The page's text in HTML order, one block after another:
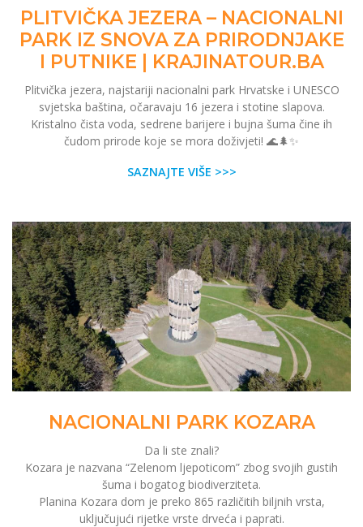
PLITVIČKA JEZERA – NACIONALNI
PARK IZ SNOVA ZA PRIRODNJAKE
I PUTNIKE | KRAJINATOUR.BA
Plitvička jezera, najstariji nacionalni park Hrvatske i UNESCO
svjetska baština, očaravaju 16 jezera i stotine slapova.
Kristalno čista voda, sedrene barijere i bujna šuma čine ih
čudom prirode koje se mora doživjeti! 🌊🌲✨
SAZNAJTE VIŠE >>>
NACIONALNI PARK KOZARA
Da li ste znali?
Kozara je nazvana “Zelenom ljepoticom” zbog svojih gustih
šuma i bogatog biodiverziteta.
Planina Kozara dom je preko 865 različitih biljnih vrsta,
uključujući rijetke vrste drveća i paprati.